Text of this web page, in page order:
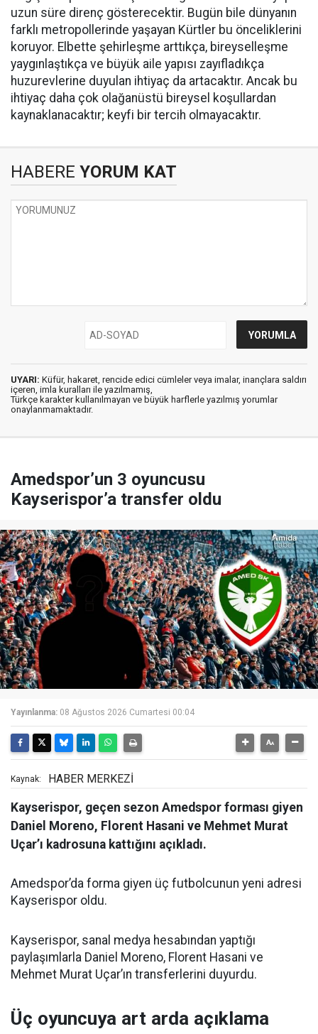
uzun süre direnç gösterecektir. Bugün bile dünyanın
farklı metropollerinde yaşayan Kürtler bu önceliklerini
koruyor. Elbette şehirleşme arttıkça, bireyselleşme
yaygınlaştıkça ve büyük aile yapısı zayıfladıkça
huzurevlerine duyulan ihtiyaç da artacaktır. Ancak bu
ihtiyaç daha çok olağanüstü bireysel koşullardan
kaynaklanacaktır; keyfi bir tercih olmayacaktır.
HABERE YORUM KAT
UYARI: Küfür, hakaret, rencide edici cümleler veya imalar, inançlara saldırı
içeren, imla kuralları ile yazılmamış,
Türkçe karakter kullanılmayan ve büyük harflerle yazılmış yorumlar
onaylanmamaktadır.
Amedspor’un 3 oyuncusu
Kayserispor’a transfer oldu
Yayınlanma: 08 Ağustos 2026 Cumartesi 00:04
Kaynak: HABER MERKEZİ
Kayserispor, geçen sezon Amedspor forması giyen
Daniel Moreno, Florent Hasani ve Mehmet Murat
Uçar’ı kadrosuna kattığını açıkladı.
Amedspor’da forma giyen üç futbolcunun yeni adresi
Kayserispor oldu.
Kayserispor, sanal medya hesabından yaptığı
paylaşımlarla Daniel Moreno, Florent Hasani ve
Mehmet Murat Uçar’ın transferlerini duyurdu.
Üç oyuncuya art arda açıklama